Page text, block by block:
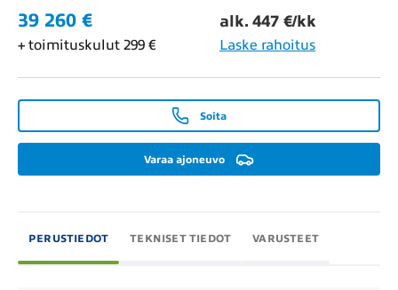
39 260 € alk. 447 €/kk
+ toimituskulut 299 € Laske rahoitus
Soita
Varaa ajoneuvo
PERUSTIEDOT TEKNISET TIEDOT VARUSTEET